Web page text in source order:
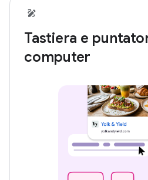
Tastiera e
computer